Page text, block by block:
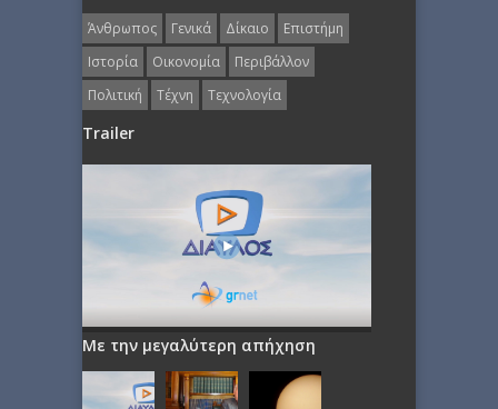
Άνθρωπος Γενικά Δίκαιο
Επιστήμη
Ιστορία
Οικονομία
Περιβάλλον
Πολιτική
Τέχνη Τεχνολογία
Trailer
Με την μεγαλύτερη απήχηση